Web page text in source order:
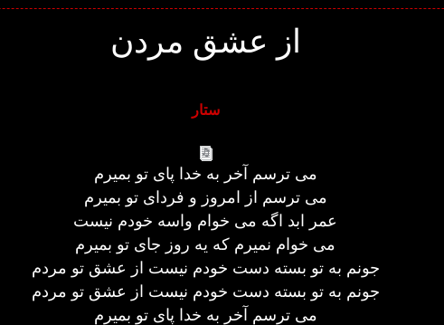
از عشق مردن
ستار
می ترسم آخر به خدا پای تو بمیرم
می ترسم از امروز و فردای تو بمیرم
عمر ابد اگه می خوام واسه خودم نیست
می خوام نمیرم که یه روز جای تو بمیرم
جونم به تو بسته دست خودم نیست از عشق تو مردم
جونم به تو بسته دست خودم نیست از عشق تو مردم
می ترسم آخر به خدا پای تو بمیرم